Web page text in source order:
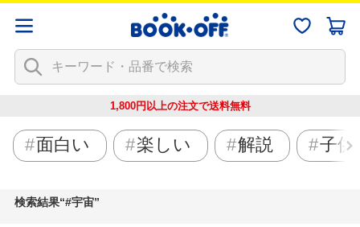
1,800円以上の注文で送料無料
面白い 楽しい 解説 子供
検索結果 #宇宙